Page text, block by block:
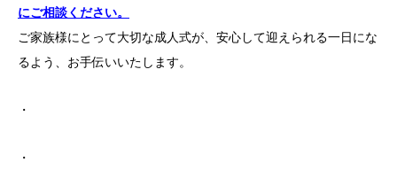
にご相談ください。
ご家族様にとって大切な成人式が、安心して迎えられる一日にな
るよう、お手伝いいたします。
・
・